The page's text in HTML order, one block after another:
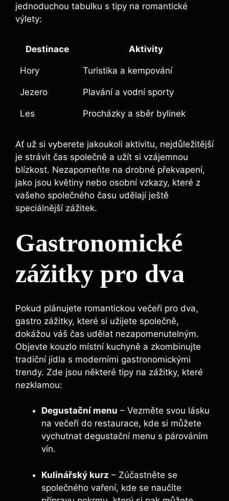
jednoduchou tabulku s tipy na romantické
výlety:
Destinace Aktivity
Hory Turistika a kempování
Jezero Plavání a vodní sporty
Les Procházky a sběr bylinek
Ať už si vyberete jakoukoli aktivitu, nejdůležitější
je strávit čas společně a užít si vzájemnou
blízkost. Nezapomeňte na drobné překvapení,
jako jsou květiny nebo osobní vzkazy, které z
vašeho společného času udělají ještě
speciálnější zážitek.
Gastronomické
zážitky pro dva
Pokud plánujete romantickou večeři pro dva,
gastro zážitky, které si užijete společně,
dokážou váš čas udělat nezapomenutelným.
Objevte kouzlo místní kuchyně a zkombinujte
tradiční jídla s moderními gastronomickými
trendy. Zde jsou některé tipy na zážitky, které
nezklamou:
Degustační menu – Vezměte svou lásku
na večeři do restaurace, kde si můžete
vychutnat degustační menu s párováním
vín.
Kulinářský kurz – Zúčastněte se
společného vaření, kde se naučíte